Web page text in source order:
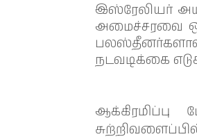
இஸ்ரேலியர்
அமைச்சரவை
நடவடிக்கை